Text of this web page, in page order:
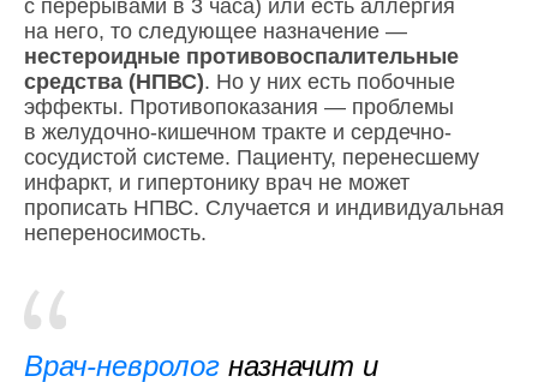
с перерывами в 3 часа) или есть аллергия
на него, то следующее назначение —
нестероидные противовоспалительные
средства (НПВС). Но у них есть побочные
эффекты. Противопоказания — проблемы
в желудочно-кишечном тракте и сердечно-
сосудистой системе. Пациенту, перенесшему
инфаркт, и гипертонику врач не может
прописать НПВС. Случается и индивидуальная
непереносимость.
Врач-невролог назначит и